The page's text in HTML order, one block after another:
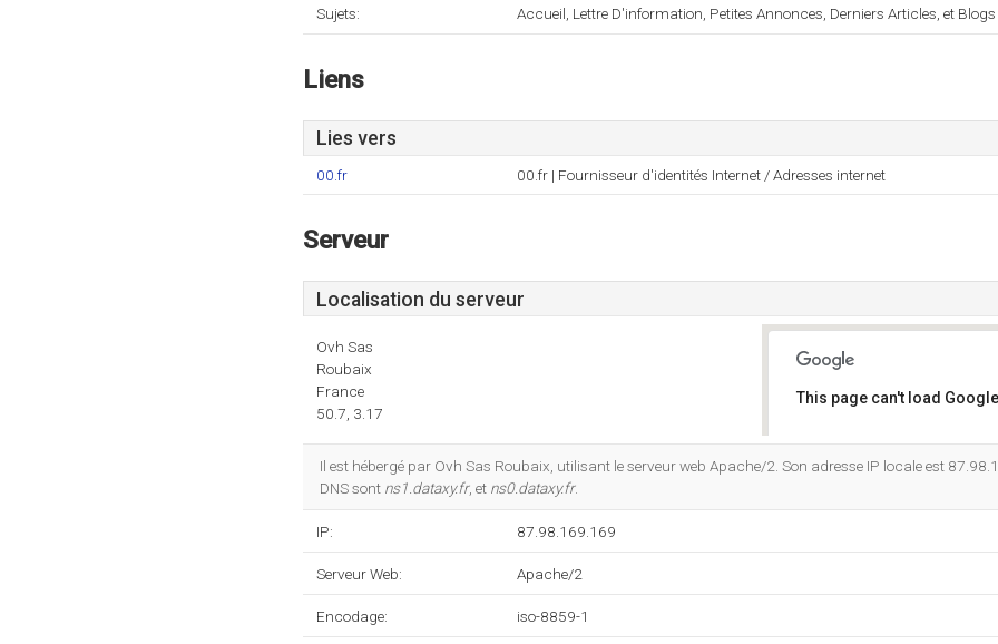
Sujets: Accueil, Lettre D'information, Petites Annonces, Derniers Articles, et Blogs
Liens
Lies vers
00.fr 00.fr | Fournisseur d'identités Internet / Adresses internet
Serveur
Localisation du serveur
Ovh Sas
Roubaix
France
50.7, 3.17
This page can't load
Il est hébergé par Ovh Sas Roubaix, utilisant le serveur web Apache/2. Son adresse IP locale est
DNS sont ns1.dataxy.fr, et ns0.dataxy.fr.
IP: 87.98.169.169
Serveur Web: Apache/2
Encodage: iso-8859-1